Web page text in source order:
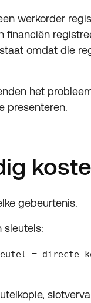
werkorder
financiën
omdat die
het
presenteren.
gebeurtenis.
sleutels:
= directe